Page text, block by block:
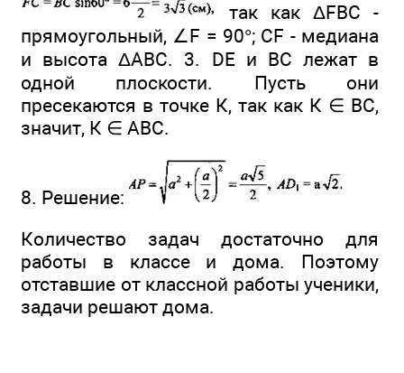
так как ΔFBC -
прямоугольный, ∠F = 90°; CF - медиана
и высота ΔАВС. 3. DE и ВС лежат в
одной плоскости. Пусть они
пресекаются в точке К, так как К ∈ ВС,
значит, К ∈ ABC.
8. Решение:
Количество задач достаточно для
работы в классе и дома. Поэтому
отставшие от классной работы ученики,
задачи решают дома.